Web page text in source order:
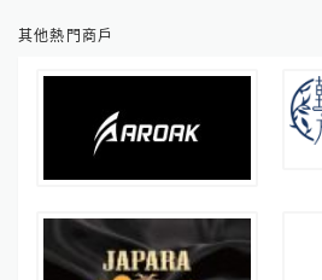
其他熱門商戶